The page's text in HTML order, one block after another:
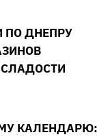
ПО ДНЕПРУ
КАЛЕНДАРЮ: